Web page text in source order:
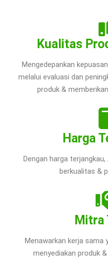
Kualitas
Mengedepankan
melalui evaluasi dan
produk &
Harga
Dengan harga
berkualitas &
Mitra
Menawarkan kerja sama
menyediakan produk